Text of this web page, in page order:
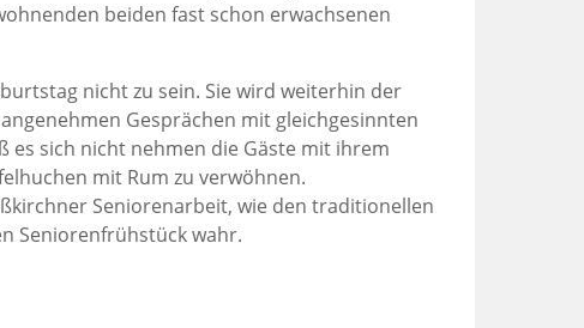
beiden fast schon erwachsenen
nicht zu sein. Sie wird weiterhin der
Gesprächen mit gleichgesinnten
es sich nicht nehmen die Gäste mit ihrem
mit Rum zu verwöhnen.
Seniorenarbeit, wie den traditionellen
Seniorenfrühstück wahr.